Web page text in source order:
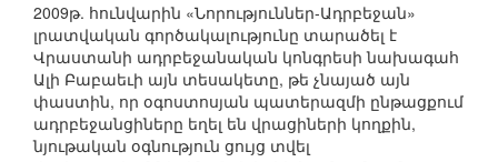
2009թ. հունվարին «Նորություններ-Ադրբեջան»
լրատվական գործակալությունը տարածել է
Վրաստանի ադրբեջանական կոնգրեսի նախագահ
Ալի Բաբաեւի այն տեսակետը, թե չնայած այն
փաստին, որ օգոստոսյան պատերազմի ընթացքում
ադրբեջանցիները եղել են վրացիների կողքին,
նյութական օգնություն ցույց տվել